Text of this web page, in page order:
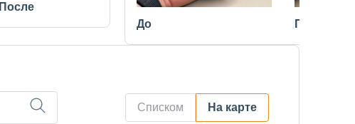
После
До После
Списком На карте